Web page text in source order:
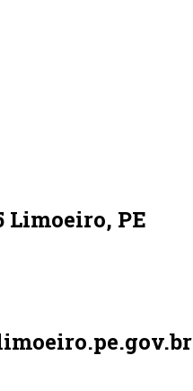
Limoeiro, PE